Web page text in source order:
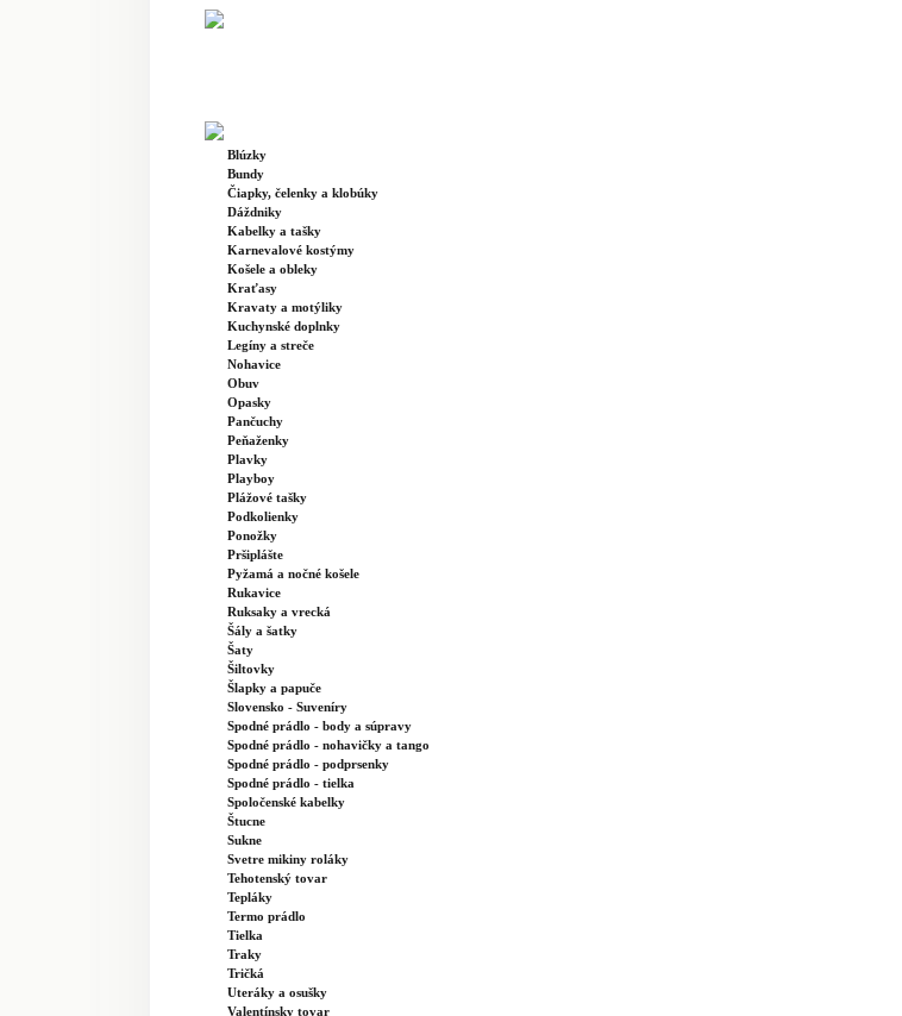
Blúzky
Bundy
Čiapky, čelenky a klobúky
Dáždniky
Kabelky a tašky
Karnevalové kostýmy
Košele a obleky
Kraťasy
Kravaty a motýliky
Kuchynské doplnky
Legíny a streče
Nohavice
Obuv
Opasky
Pančuchy
Peňaženky
Plavky
Playboy
Plážové tašky
Podkolienky
Ponožky
Pršiplášte
Pyžamá a nočné košele
Rukavice
Ruksaky a vrecká
Šály a šatky
Šaty
Šiltovky
Šlapky a papuče
Slovensko - Suveníry
Spodné prádlo - body a súpravy
Spodné prádlo - nohavičky a tango
Spodné prádlo - podprsenky
Spodné prádlo - tielka
Spoločenské kabelky
Štucne
Sukne
Svetre mikiny roláky
Tehotenský tovar
Tepláky
Termo prádlo
Tielka
Traky
Tričká
Uteráky a osušky
Valentínsky tovar